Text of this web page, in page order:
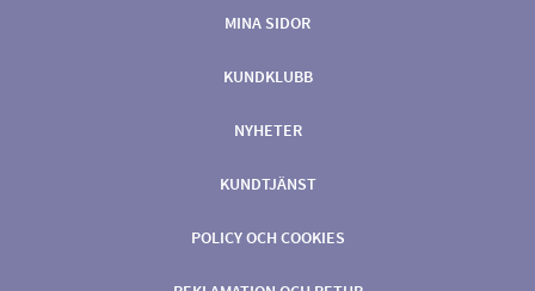
MINA SIDOR
KUNDKLUBB
NYHETER
KUNDTJÄNST
POLICY OCH COOKIES